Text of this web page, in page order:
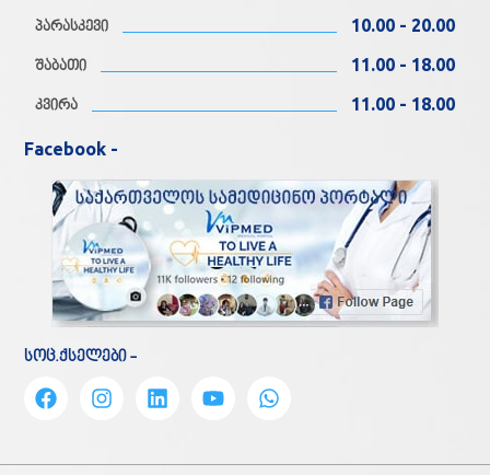
პარასკევი 10.00 - 20.00
შაბათი 11.00 - 18.00
კვირა 11.00 - 18.00
Facebook -
სოც.ქსელები -